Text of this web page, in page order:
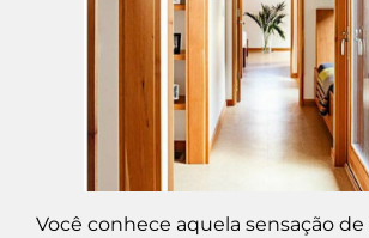
Você conhece aquela sensação